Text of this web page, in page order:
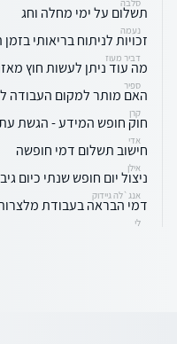
סלבה
תשלום על ימי מחלה וחג
נעמה
זכויות לניתוח בריאותי
דביר מעוז
מה עוד ניתן לעשות חוץ
ספיר
האם מותר למקום העבודה
קרן
חוק חופש המידע - הגשת
אדי
חישוב תשלום דמי חופשה
אילן
ניצול יום חופש שנתי כיום
אנג`לה גיידוק
דמי הבראה בעבודת
לי